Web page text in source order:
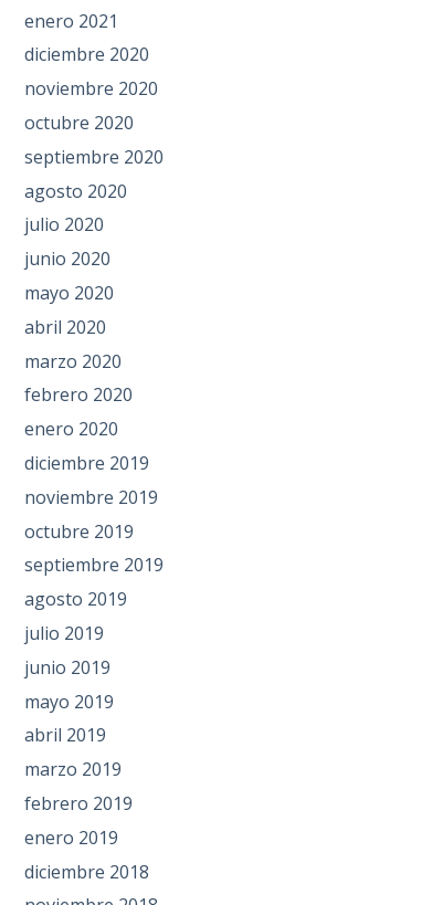
enero 2021
diciembre 2020
noviembre 2020
octubre 2020
septiembre 2020
agosto 2020
julio 2020
junio 2020
mayo 2020
abril 2020
marzo 2020
febrero 2020
enero 2020
diciembre 2019
noviembre 2019
octubre 2019
septiembre 2019
agosto 2019
julio 2019
junio 2019
mayo 2019
abril 2019
marzo 2019
febrero 2019
enero 2019
diciembre 2018